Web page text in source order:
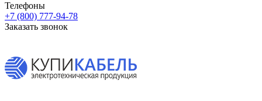
Телефоны
+7 (800) 777-94-78
Заказать звонок